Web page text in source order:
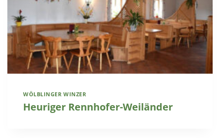
WÖLBLINGER WINZER
Heuriger Rennhofer-Weiländer